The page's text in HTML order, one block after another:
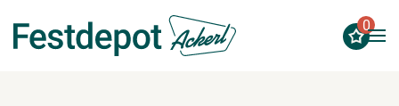
Zum Hauptinhalt springen
0